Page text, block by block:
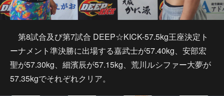
第8試合及び第7試合 DEEP☆KICK-57.5kg王座決定ト
ーナメント準決勝に出場する嘉武士が57.40kg、安部宏
聖が57.30kg、細濱辰が57.15kg、荒川ルシファー大夢が
57.35kgでそれぞれクリア。